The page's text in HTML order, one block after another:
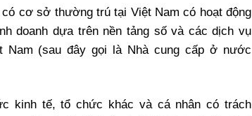
cơ sở thường trú tại Việt Nam có hoạt động
doanh dựa trên nền tảng số và các dịch vụ
(sau đây gọi là Nhà cung cấp ở nước
kinh tế, tổ chức khác và cá nhân có trách